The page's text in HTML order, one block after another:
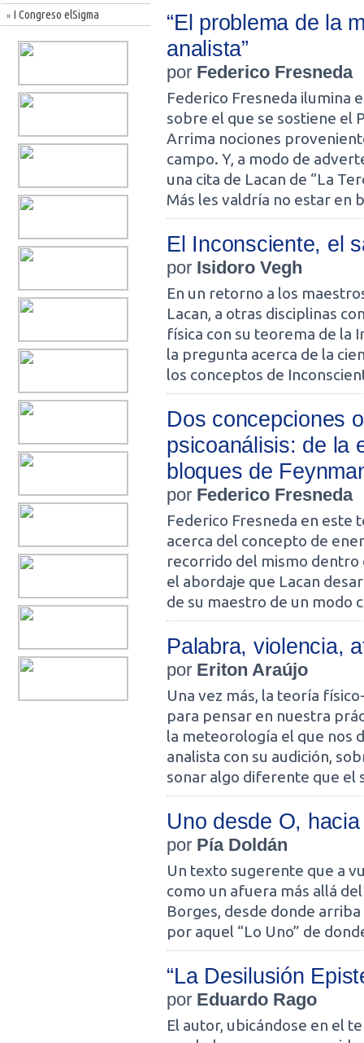
» I Congreso elSigma
“El problema de la
analista”
por Federico Fresneda
Federico Fresneda ilumina
sobre el que se sostiene el
Arrima nociones
campo. Y, a modo de
una cita de Lacan de “La
Más les valdría no estar en
El Inconsciente, el
por Isidoro Vegh
En un retorno a los
Lacan, a otras disciplinas
física con su teorema de la
la pregunta acerca de la
los conceptos de
Dos concepciones
psicoanálisis: de la
bloques de
por Federico Fresneda
Federico Fresneda en este
acerca del concepto de
recorrido del mismo dentro
el abordaje que Lacan
de su maestro de un modo
Palabra, violencia,
por Eriton Araújo
Una vez más, la teoría
para pensar en nuestra
la meteorología el que nos
analista con su audición,
sonar algo diferente que el
Uno desde O,
por Pía Doldán
Un texto sugerente que a
como un afuera más allá
Borges, desde donde
por aquel “Lo Uno” de
“La Desilusión
por Eduardo Rago
El autor, ubicándose en el